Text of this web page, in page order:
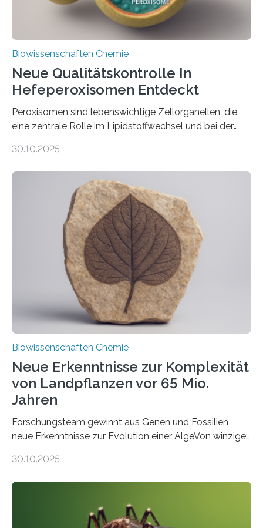
Biowissenschaften Chemie
Neue Qualitätskontrolle In
Hefeperoxisomen Entdeckt
Peroxisomen sind lebenswichtige Zellorganellen, die
eine zentrale Rolle im Lipidstoffwechsel und bei der
erfüllen können, müssen zahlreiche Enzyme präzise in
der Ruhr-Universität Bochum um Prof. Dr. Ralf Erdmann
und Dr. Ismaila Francis Yusuf hat nun einen bislang
unbekannten Qualitätskontrollmechanismus des
peroxisomalen Proteintransports in der Bäckerhefe
Saccharomyces cerevisiae entdeckt, der für die
Funktionsfähigkeit der Organellen entscheidend ist. Die
Studie wurde am 28. Oktober 2025 in der
Fachzeitschrift…
30.10.2025
Biowissenschaften Chemie
Neue Erkenntnisse zur Komplexität
von Landpflanzen vor 65 Mio.
Jahren
Forschungsteam gewinnt aus Genen und Fossilien
neue Erkenntnisse zur Evolution einer AlgeVon winzigen
Landpflanzen zählen zu den komplexesten
Grünalgen, die vor Hunderten von Millionen Jahren
lebten. Unter den Vorfahren sticht eine Gruppe heraus,
30.10.2025